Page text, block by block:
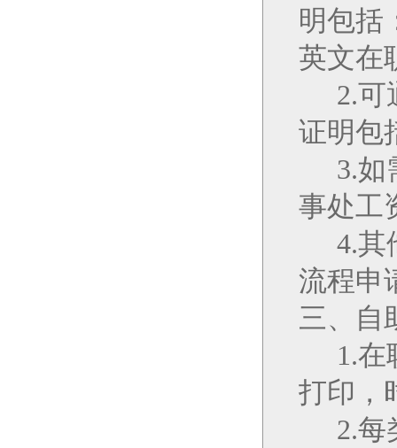
明包括
英文在
2.可
证明包
3.如
事处工
4.其
流程申
三、自
1.在
打印，
2.每